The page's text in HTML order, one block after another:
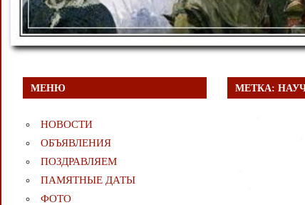
МЕТКА:
МЕНЮ
НОВОСТИ
ОБЪЯВЛЕНИЯ
ПОЗДРАВЛЯЕМ
ПАМЯТНЫЕ ДАТЫ
ФОТО